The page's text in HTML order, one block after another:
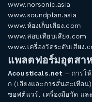
www.norsonic.asia
www.soundplan.asia
www.ห้องเก็บเสียง.com
www.สอบเทียบเสียง.com
www.เครื่องวัดระดับเสียง
แพลตฟอร์มอุตสา
Acousticals.net– การให้
ก (เสียงและการสั่นสะเทือ
ซอฟต์แวร์, เครื่องมือวัด แล